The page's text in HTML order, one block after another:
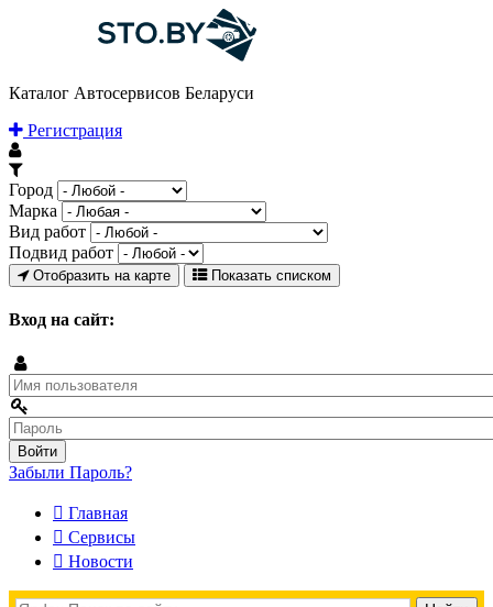
Каталог Автосервисов Беларуси
Регистрация
Город
Марка
Вид работ
Подвид работ
Отобразить на карте Показать списком
Вход на сайт:
Забыли Пароль?
Главная
Сервисы
Новости